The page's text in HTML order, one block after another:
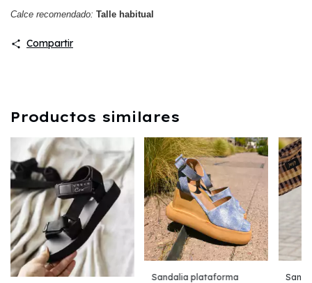
Calce recomendado: Talle habitual
Compartir
Productos similares
Sandalia plataforma